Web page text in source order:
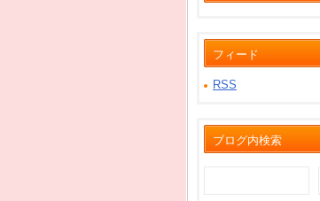
フィード
RSS
ブログ内検索